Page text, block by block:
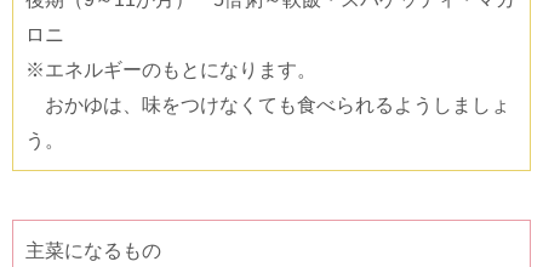
ロニ
※エネルギーのもとになります。
おかゆは、味をつけなくても食べられるようしましょ
う。
主菜になるもの